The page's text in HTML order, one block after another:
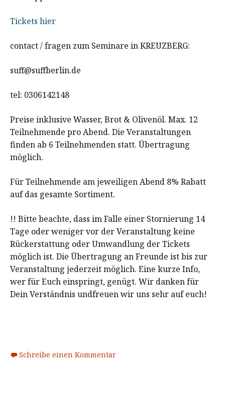
Tickets hier
contact / fragen zum Seminare in KREUZBERG:
suff@suffberlin.de
tel: 0306142148
Preise inklusive Wasser, Brot & Olivenöl. Max. 12
Teilnehmende pro Abend. Die Veranstaltungen
finden ab 6 Teilnehmenden statt. Übertragung
möglich.
Für Teilnehmende am jeweiligen Abend 8% Rabatt
auf das gesamte Sortiment.
!! Bitte beachte, dass im Falle einer Stornierung 14
Tage oder weniger vor der Veranstaltung keine
Rückerstattung oder Umwandlung der Tickets
möglich ist. Die Übertragung an Freunde ist bis zur
Veranstaltung jederzeit möglich. Eine kurze Info,
wer für Euch einspringt, genügt. Wir danken für
Dein Verständnis undfreuen wir uns sehr auf euch!
Schreibe einen Kommentar